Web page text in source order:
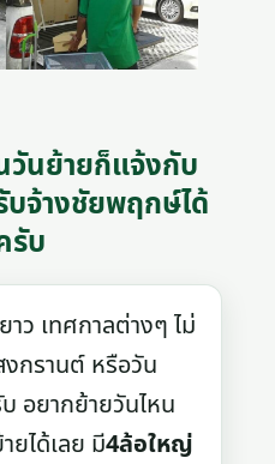
วันย้ายก็แจ้งกับ
จ้างชัยพฤกษ์ได้
รับ
เทศกาลต่างๆ ไม่
งกรานต์ หรือวัน
อยากย้ายวันไหน
ยได้เลย มี4ล้อใหญ่